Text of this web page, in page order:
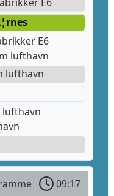
E6
lufthavn
lufthavn
lufthavn
09:17